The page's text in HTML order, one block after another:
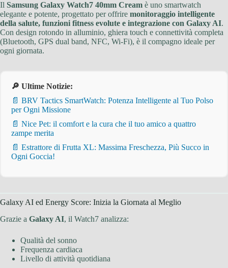
Il Samsung Galaxy Watch7 40mm Cream è uno smartwatch
elegante e potente, progettato per offrire monitoraggio intelligente
della salute, funzioni fitness evolute e integrazione con Galaxy AI.
Con design rotondo in alluminio, ghiera touch e connettività completa
(Bluetooth, GPS dual band, NFC, Wi-Fi), è il compagno ideale per
ogni giornata.
🔎 Ultime Notizie:
📄 BRV Tactics SmartWatch: Potenza Intelligente al Tuo Polso
per Ogni Missione
📄 Nice Pet: il comfort e la cura che il tuo amico a quattro
zampe merita
📄 Estrattore di Frutta XL: Massima Freschezza, Più Succo in
Ogni Goccia!
Galaxy AI ed Energy Score: Inizia la Giornata al Meglio
Grazie a Galaxy AI, il Watch7 analizza:
Qualità del sonno
Frequenza cardiaca
Livello di attività quotidiana